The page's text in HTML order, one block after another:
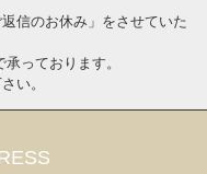
信のお休み」をさせていた
っております。
い。